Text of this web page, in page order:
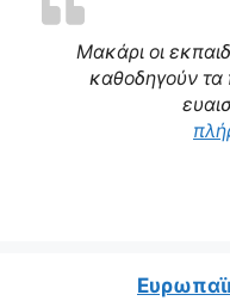
Μακάρι οι
καθοδηγούν τα